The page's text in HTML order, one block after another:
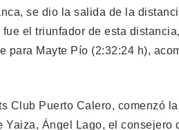
se dio la salida de la
el triunfador de esta
para Mayte Pío (2:32:24 h),
Club Puerto Calero, comenzó
Ángel Lago, el consejero